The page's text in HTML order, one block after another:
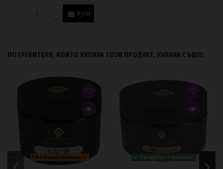
Купи
ПОТРЕБИТЕЛИ, КОИТО КУПИХА ТОЗИ ПРОДУКТ, КУПИХА СЪЩО:
Последна наличност